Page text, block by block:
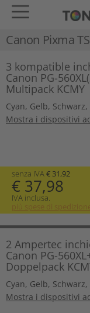
Canon Pixma
3 kompatible
Canon PG-
Multipack KCMY
Cyan, Gelb, Schwarz,
Mostra i dispositivi
senza IVA€ 31,92
€ 37,98
IVA inclusa.
più spese di
2 Ampertec
Canon PG-
Doppelpack
Cyan, Gelb, Schwarz,
Mostra i dispositivi